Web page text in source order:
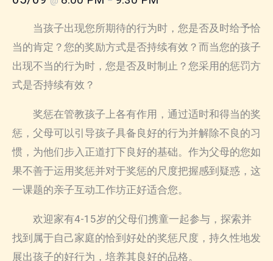
当孩子出现您所期待的行为时，您是否及时给予恰
当的肯定？您的奖励方式是否持续有效？而当您的孩子
出现不当的行为时，您是否及时制止？您采用的惩罚方
式是否持续有效？
奖惩在管教孩子上各有作用，通过适时和得当的奖
惩，父母可以引导孩子具备良好的行为并解除不良的习
惯，为他们步入正道打下良好的基础。作为父母的您如
果不善于运用奖惩并对于奖惩的尺度把握感到疑惑，这
一课题的亲子互动工作坊正好适合您。
欢迎家有4-15岁的父母们携童一起参与，探索并
找到属于自己家庭的恰到好处的奖惩尺度，持久性地发
展出孩子的好行为，培养其良好的品格。